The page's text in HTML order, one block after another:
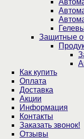
Защитные
Как купить
Оплата
Доставка
Акции
Информация
Контакты
Заказать звонок!
Отзывы